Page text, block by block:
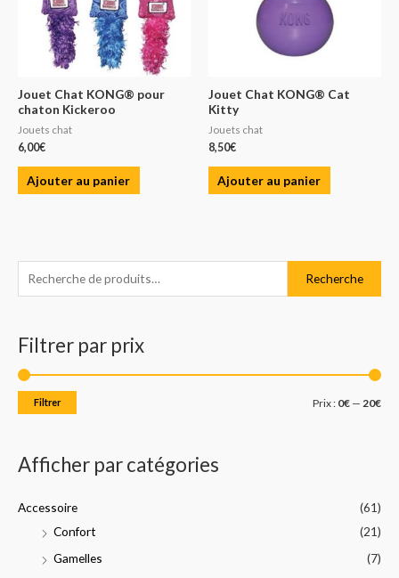
e
h
e
r
c
e
o
Recherche
Filtrer par prix
r
m
i
r
m
a
Filtrer Prix : 0€ — 20€
Afficher par catégories
Accessoire
(61)
Confort
(21)
Gamelles
(7)
Jouet Chat KONG® pour
chaton Kickeroo
Jouets chat
6,00€
Ajouter au panier
Jouet Chat KONG® Cat
Kitty
Jouets chat
8,50€
Ajouter au panier